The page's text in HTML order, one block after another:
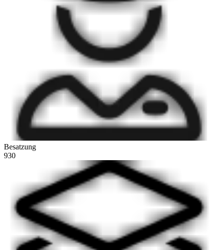
Besatzung
930